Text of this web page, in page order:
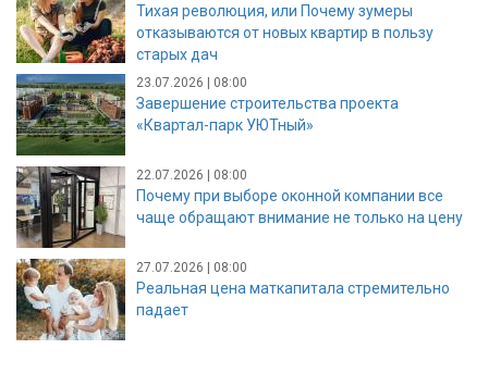
Тихая революция, или Почему зумеры
отказываются от новых квартир в пользу
старых дач
23.07.2026 | 08:00
Завершение строительства проекта
«Квартал-парк УЮТный»
22.07.2026 | 08:00
Почему при выборе оконной компании все
чаще обращают внимание не только на цену
27.07.2026 | 08:00
Реальная цена маткапитала стремительно
падает